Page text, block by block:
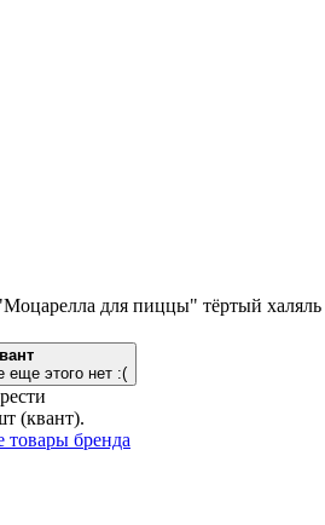
для пиццы" тёртый
еще этого нет :(
(квант).
товары бренда